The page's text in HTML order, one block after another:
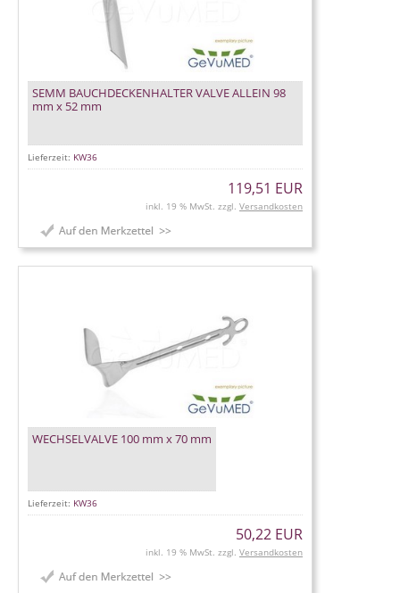
SEMM BAUCHDECKENHALTER VALVE ALLEIN 98
mm x 52 mm
Lieferzeit: KW36
119,51 EUR
inkl. 19 % MwSt. zzgl. Versandkosten
WECHSELVALVE 100 mm x 70 mm
Lieferzeit: KW36
50,22 EUR
inkl. 19 % MwSt. zzgl. Versandkosten